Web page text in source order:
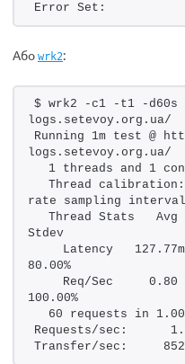
Error Set:
Або wrk2:
$ wrk2 -c1 -t1 -
logs.setevoy.org.ua/
Running 1m test @
logs.setevoy.org.ua/
1 threads and 1
Thread
rate sampling
Thread Stats   Avg
Stdev
Latency
80.00%
Req/Sec     0.80
100.00%
60 requests in
Requests/sec:
Transfer/sec: